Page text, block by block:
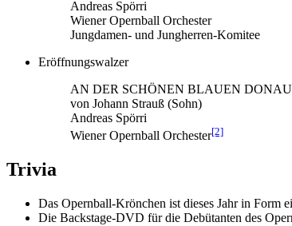
Andreas Spörri
Wiener Opernball Orchester
Jungdamen- und Jungherren-Komitee
Eröffnungswalzer
AN DER SCHÖNEN BLAUEN
von Johann Strauß (Sohn)
Andreas Spörri
Wiener Opernball Orchester[2]
Trivia
Das Opernball-Krönchen ist dieses Jahr in Form
Die Backstage-DVD für die Debütanten des